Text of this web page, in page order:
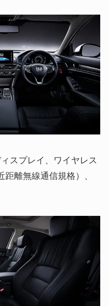
スプレイ、ワイヤレス
離無線通信規格）、